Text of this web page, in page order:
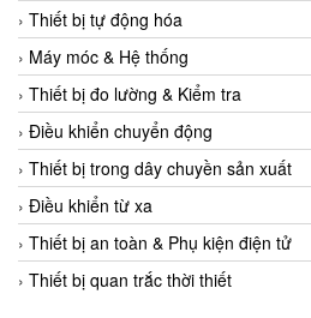
Thiết bị tự động hóa
Máy móc & Hệ thống
Thiết bị đo lường & Kiểm tra
Điều khiển chuyển động
Thiết bị trong dây chuyền sản xuất
Điều khiển từ xa
Thiết bị an toàn & Phụ kiện điện tử
Thiết bị quan trắc thời thiết